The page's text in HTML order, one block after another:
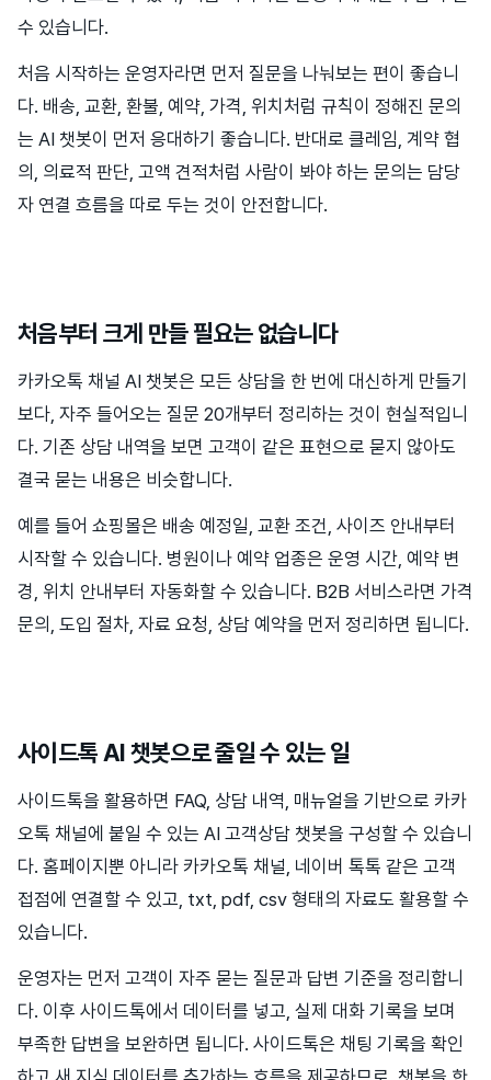
수 있습니다.
처음 시작하는 운영자라면 먼저 질문을 나눠보는 편이 좋습니
다. 배송, 교환, 환불, 예약, 가격, 위치처럼 규칙이 정해진 문의
는 AI 챗봇이 먼저 응대하기 좋습니다. 반대로 클레임, 계약 협
의, 의료적 판단, 고액 견적처럼 사람이 봐야 하는 문의는 담당
자 연결 흐름을 따로 두는 것이 안전합니다.
처음부터 크게 만들 필요는 없습니다
카카오톡 채널 AI 챗봇은 모든 상담을 한 번에 대신하게 만들기
보다, 자주 들어오는 질문 20개부터 정리하는 것이 현실적입니
다. 기존 상담 내역을 보면 고객이 같은 표현으로 묻지 않아도
결국 묻는 내용은 비슷합니다.
예를 들어 쇼핑몰은 배송 예정일, 교환 조건, 사이즈 안내부터
시작할 수 있습니다. 병원이나 예약 업종은 운영 시간, 예약 변
경, 위치 안내부터 자동화할 수 있습니다. B2B 서비스라면 가격
문의, 도입 절차, 자료 요청, 상담 예약을 먼저 정리하면 됩니다.
사이드톡 AI 챗봇으로 줄일 수 있는 일
사이드톡을 활용하면 FAQ, 상담 내역, 매뉴얼을 기반으로 카카
오톡 채널에 붙일 수 있는 AI 고객상담 챗봇을 구성할 수 있습니
다. 홈페이지뿐 아니라 카카오톡 채널, 네이버 톡톡 같은 고객
접점에 연결할 수 있고, txt, pdf, csv 형태의 자료도 활용할 수
있습니다.
운영자는 먼저 고객이 자주 묻는 질문과 답변 기준을 정리합니
다. 이후 사이드톡에서 데이터를 넣고, 실제 대화 기록을 보며
부족한 답변을 보완하면 됩니다. 사이드톡은 채팅 기록을 확인